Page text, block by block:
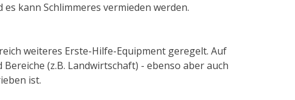
kann Schlimmeres vermieden werden.
weiteres Erste-Hilfe-Equipment geregelt. Auf
(z.B. Landwirtschaft) - ebenso aber auch
ist.